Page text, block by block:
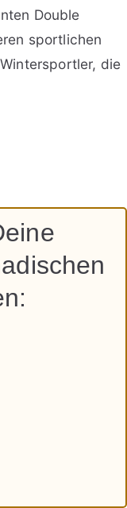
Double
sportlichen
die